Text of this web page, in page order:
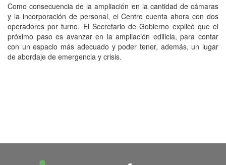
Como consecuencia de la ampliación en la cantidad de cámaras
y la incorporación de personal, el Centro cuenta ahora con dos
operadores por turno. El Secretario de Gobierno explicó que el
próximo paso es avanzar en la ampliación edilicia, para contar
con un espacio más adecuado y poder tener, además, un lugar
de abordaje de emergencia y crisis.